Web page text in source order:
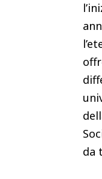
da